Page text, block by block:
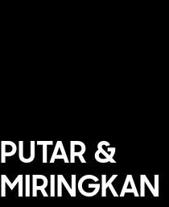
PUTAR &
MIRINGKAN